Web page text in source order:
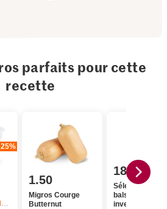
parfaits pour cette
recette
25%
Offre valable du 6.8 au 12.8.2026, jusqu’à
1.50
Migros Courge
Butternut
18.95
Sélection
balsamique
invecchiato